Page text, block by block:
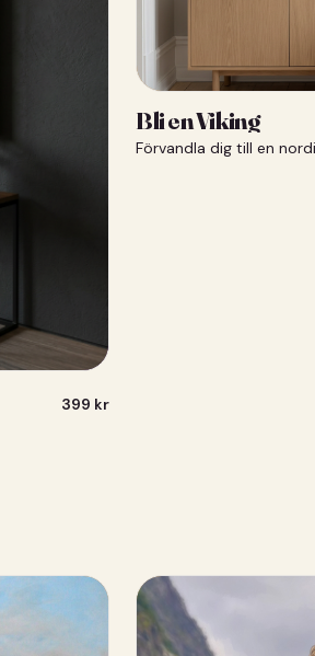
399 kr
Bli en Viking